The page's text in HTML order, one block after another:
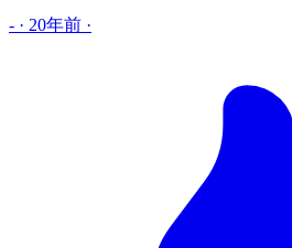
- · 20年前 ·